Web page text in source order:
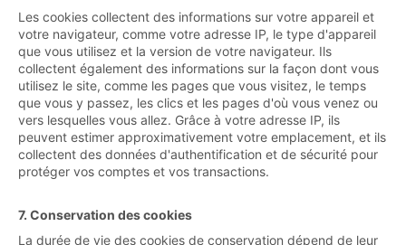
Les cookies collectent des informations sur votre appareil et
votre navigateur, comme votre adresse IP, le type d'appareil
que vous utilisez et la version de votre navigateur. Ils
collectent également des informations sur la façon dont vous
utilisez le site, comme les pages que vous visitez, le temps
que vous y passez, les clics et les pages d'où vous venez ou
vers lesquelles vous allez. Grâce à votre adresse IP, ils
peuvent estimer approximativement votre emplacement, et ils
collectent des données d'authentification et de sécurité pour
protéger vos comptes et vos transactions.
7. Conservation des cookies
La durée de vie des cookies de conservation dépend de leur